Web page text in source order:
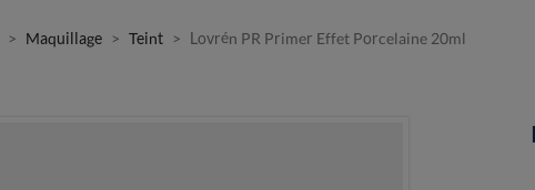
Maquillage Teint Lovrén PR Primer Effet Porcelaine 20ml